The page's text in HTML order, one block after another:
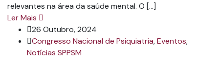
relevantes na área da saúde mental. O […]
Ler Mais
26 Outubro, 2024
Congresso Nacional de Psiquiatria,Eventos,
Notícias SPPSM